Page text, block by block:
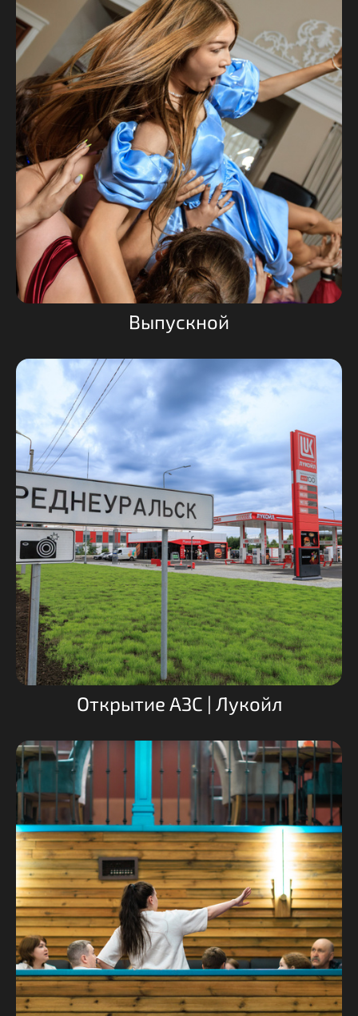
Выпускной
Открытие АЗС | Лукойл